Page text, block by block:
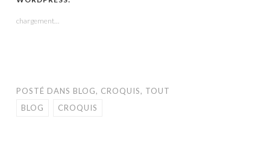
chargement…
POSTÉ DANS BLOG, CROQUIS, TOUT
BLOG
CROQUIS